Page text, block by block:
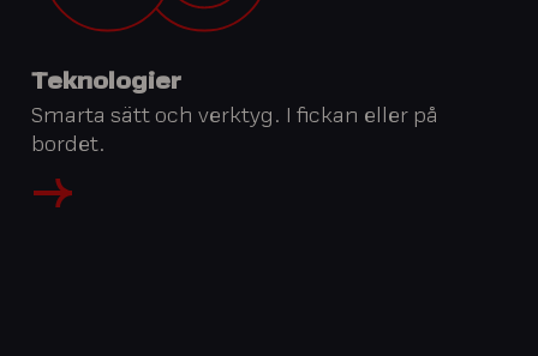
Teknologier
Smarta sätt och verktyg. I fickan eller på
bordet.